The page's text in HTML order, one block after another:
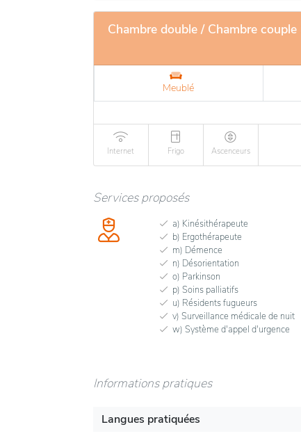
Chambre double / Chambre
Meublé
Internet Frigo Ascenceurs
Services proposés
a) Kinésithérapeute
b) Ergothérapeute
m) Démence
n) Désorientation
o) Parkinson
p) Soins palliatifs
u) Résidents fugueurs
v) Surveillance médicale de nuit
w) Système d'appel d'urgence
Informations pratiques
Langues pratiquées